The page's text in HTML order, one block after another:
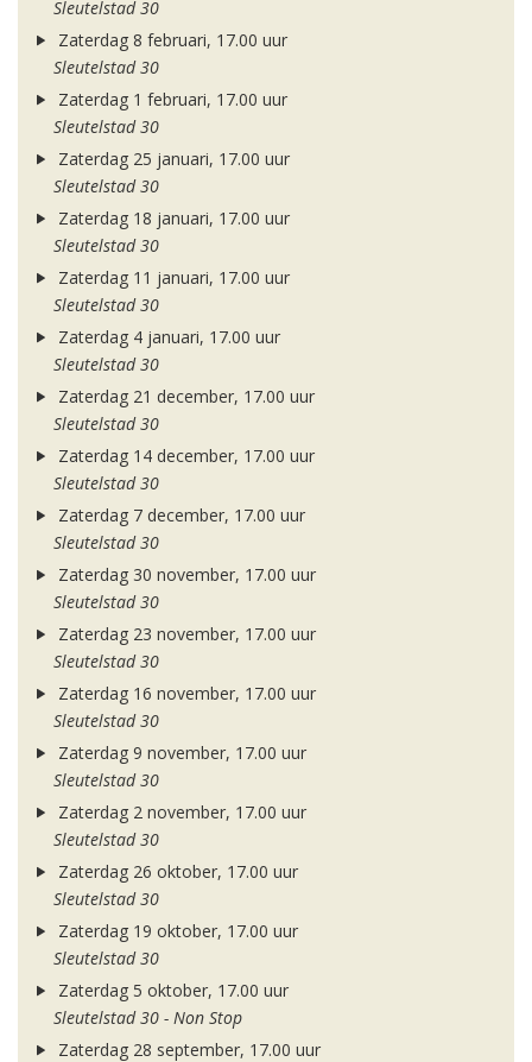
Sleutelstad 30
Zaterdag 8 februari, 17.00 uur
Sleutelstad 30
Zaterdag 1 februari, 17.00 uur
Sleutelstad 30
Zaterdag 25 januari, 17.00 uur
Sleutelstad 30
Zaterdag 18 januari, 17.00 uur
Sleutelstad 30
Zaterdag 11 januari, 17.00 uur
Sleutelstad 30
Zaterdag 4 januari, 17.00 uur
Sleutelstad 30
Zaterdag 21 december, 17.00 uur
Sleutelstad 30
Zaterdag 14 december, 17.00 uur
Sleutelstad 30
Zaterdag 7 december, 17.00 uur
Sleutelstad 30
Zaterdag 30 november, 17.00 uur
Sleutelstad 30
Zaterdag 23 november, 17.00 uur
Sleutelstad 30
Zaterdag 16 november, 17.00 uur
Sleutelstad 30
Zaterdag 9 november, 17.00 uur
Sleutelstad 30
Zaterdag 2 november, 17.00 uur
Sleutelstad 30
Zaterdag 26 oktober, 17.00 uur
Sleutelstad 30
Zaterdag 19 oktober, 17.00 uur
Sleutelstad 30
Zaterdag 5 oktober, 17.00 uur
Sleutelstad 30 - Non Stop
Zaterdag 28 september, 17.00 uur